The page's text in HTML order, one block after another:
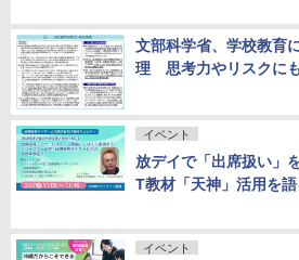
文部科学省、学校教育
理 思考力やリスクに
イベント
放デイで「出席扱い」
T教材「天神」活用を
イベント